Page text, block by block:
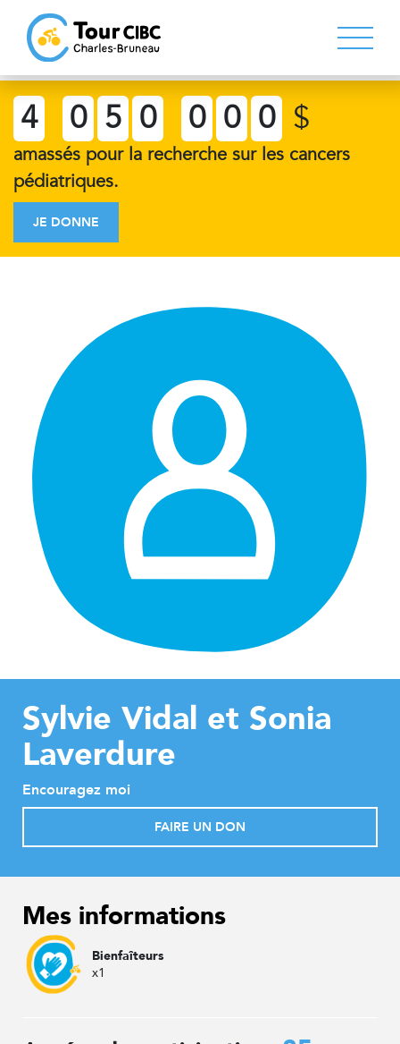
4 0 5 0 0 0 0 $
amassés pour la recherche sur les cancers
pédiatriques.
JE DONNE
Sylvie Vidal et Sonia
Laverdure
Encouragez moi
FAIRE UN DON
Mes informations
Bienfaîteurs
x1